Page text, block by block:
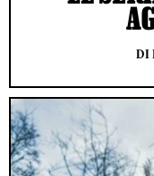
DI